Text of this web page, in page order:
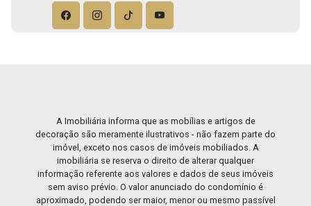
A Imobiliária informa que as mobílias e artigos de
decoração são meramente ilustrativos - não fazem parte do
imóvel, exceto nos casos de imóveis mobiliados. A
imobiliária se reserva o direito de alterar qualquer
informação referente aos valores e dados de seus imóveis
sem aviso prévio. O valor anunciado do condomínio é
aproximado, podendo ser maior, menor ou mesmo passível